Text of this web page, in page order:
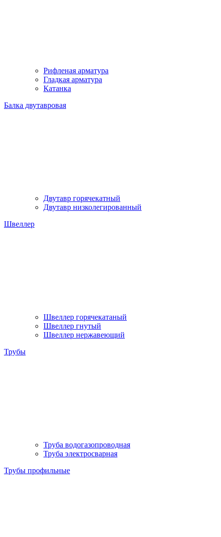
Рифленая арматура
Гладкая арматура
Катанка
Балка двутавровая
Двутавр горячекатный
Двутавр низколегированный
Швеллер
Швеллер горячекатаный
Швеллер гнутый
Швеллер нержавеющий
Трубы
Труба водогазопроводная
Труба электросварная
Трубы профильные